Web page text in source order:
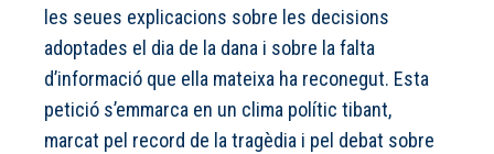
les seues explicacions sobre les decisions
adoptades el dia de la dana i sobre la falta
d’informació que ella mateixa ha reconegut. Esta
petició s’emmarca en un clima polític tibant,
marcat pel record de la tragèdia i pel debat sobre